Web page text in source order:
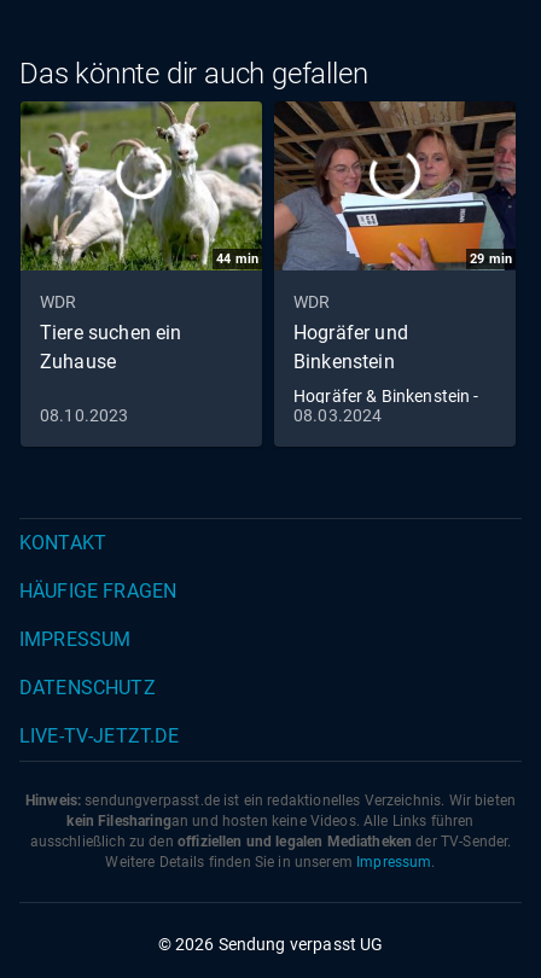
Das könnte dir auch gefallen
44 min
WDR
Tiere suchen ein
Zuhause
08.10.2023
29 min
WDR
Hogräfer und
Binkenstein
Hogräfer & Binkenstein -
Chaos-Umbau im
Alleingang (S02/E03)
08.03.2024
KONTAKT
HÄUFIGE FRAGEN
IMPRESSUM
DATENSCHUTZ
LIVE-TV-JETZT.DE
Hinweis: sendungverpasst.de ist ein redaktionelles Verzeichnis. Wir bieten
kein Filesharingan und hosten keine Videos. Alle Links führen
ausschließlich zu den offiziellen und legalen Mediatheken der TV-Sender.
Weitere Details finden Sie in unserem Impressum.
© 2026 Sendung verpasst UG